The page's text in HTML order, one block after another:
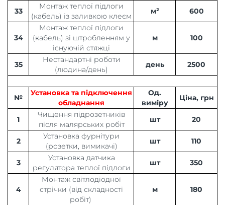
33
Монтаж теплої підлоги
(кабель) із заливкою клеєм
м² 600
34
Монтаж теплої підлоги
(кабель) зі штробленням у
існуючій стяжці
м 100
35
Нестандартні роботи
(людина/день)
день 2500
№
Установка та підключення
обладнання
Од.
виміру
Ціна, грн
1
Чищення підрозетників
після малярських робіт
шт 20
2
Установка фурнітури
(розетки, вимикачі)
шт 110
3
Установка датчика
регулятора теплої підлоги
шт 350
4
Монтаж світлодіодної
стрічки (від складності
робіт)
м 180